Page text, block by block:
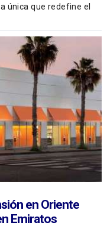
única que redefine el
en Oriente
Emiratos